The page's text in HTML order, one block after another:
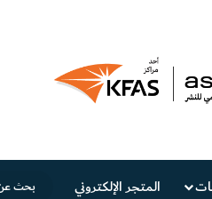
المتجر الإلكتروني